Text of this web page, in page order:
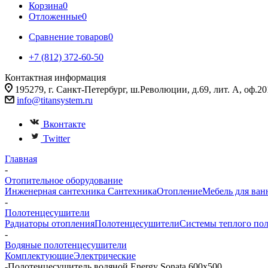
Корзина0
Отложенные0
Сравнение товаров0
+7 (812) 372-60-50
Контактная информация
195279, г. Санкт-Петербург, ш.Революции, д.69, лит. А,
info@titansystem.ru
Вконтакте
Twitter
Главная
-
Отопительное оборудование
Инженерная сантехника СантехникаОтоплениеМебель для
-
Полотенцесушители
Радиаторы отопленияПолотенцесушителиСистемы теплого
-
Водяные полотенцесушители
КомплектующиеЭлектрические